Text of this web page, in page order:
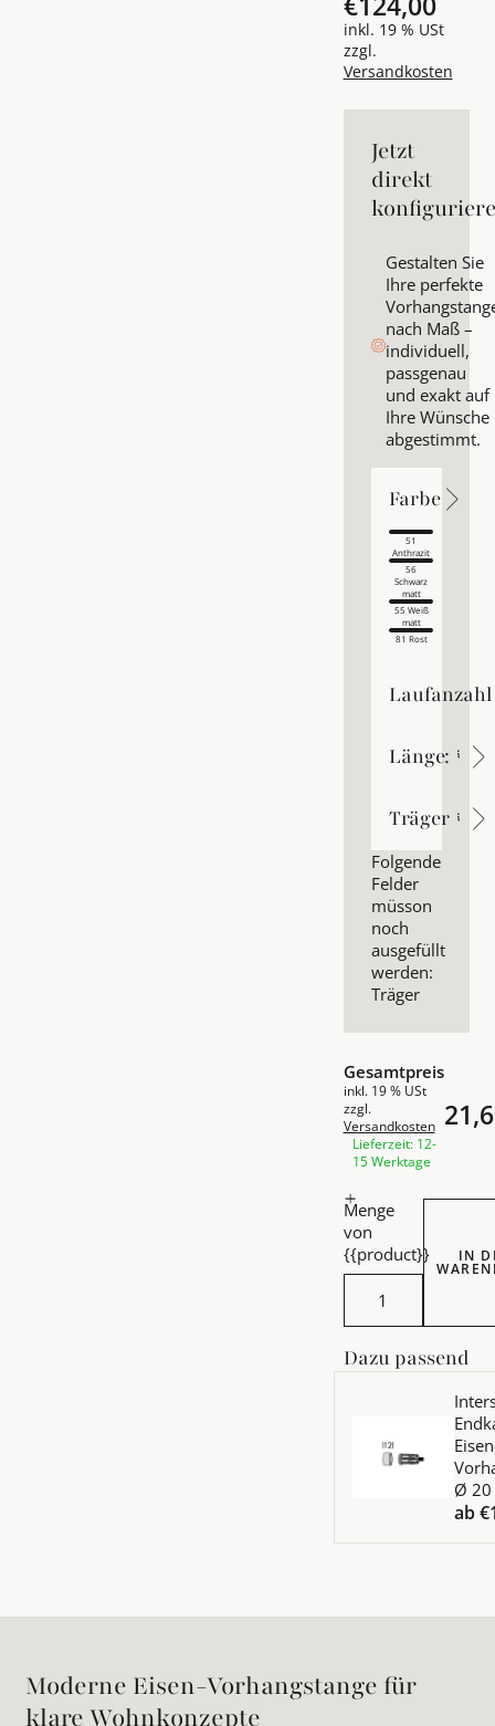
inkl. 19 % USt
zzgl.
Versandkosten
Jetzt
direkt
Gestalten Sie
Ihre perfekte
nach Maß –
individuell,
passgenau
und exakt auf
Ihre Wünsche
abgestimmt.
Farbe
Farbe
Farbe
51
Anthrazit
56
Schwarz
matt
55 Weiß
matt
81 Rost
Laufanzahl
Laufanzahl
Länge:
Länge:
Träger
Träger
Folgende
Felder
müsson
noch
ausgefüllt
werden:
Träger
Gesamtpreis
inkl. 19 % USt
zzgl.
Versandkosten
Lieferzeit: 12-
15 Werktage
Menge
von
{{product}}
Interstil
IN
Dazu passend
Ø
ab
Moderne Eisen-Vorhangstange für
klare Wohnkonzepte